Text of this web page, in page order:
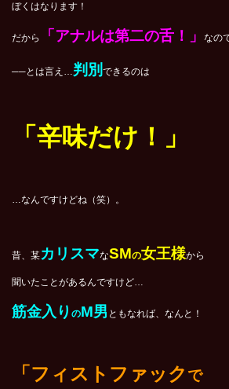
ぼくはなります！
だから 「アナルは第二の舌！」 なの
──とは言え…判別 できるのは
「辛味だけ！」
…なんですけどね（笑）。
昔、某カリスマなSMの女王様から
聞いたことがあるんですけど…
筋金入り のM男 ともなれば、なんと！
「フィストファック で